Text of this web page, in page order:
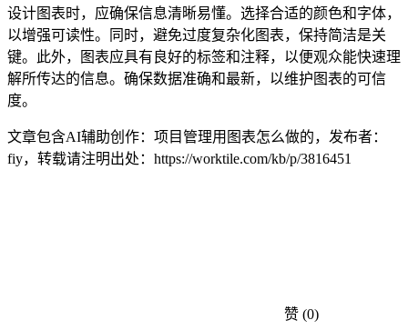
设计图表时，应确保信息清晰易懂。选择合适的颜色和字体，
以增强可读性。同时，避免过度复杂化图表，保持简洁是关
键。此外，图表应具有良好的标签和注释，以便观众能快速理
解所传达的信息。确保数据准确和最新，以维护图表的可信
度。
文章包含AI辅助创作：项目管理用图表怎么做的，发布者：
fiy，转载请注明出处： https://worktile.com/kb/p/3816451
赞 (0)